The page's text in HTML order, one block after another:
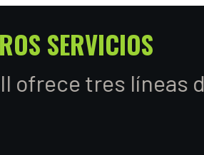
líneas de
SERVICIOS